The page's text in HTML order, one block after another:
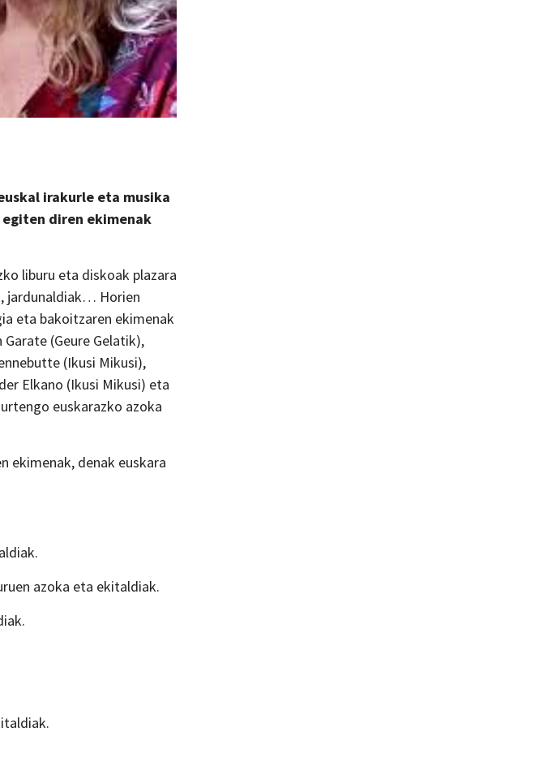
irakurle eta musika
diren ekimenak
liburu eta diskoak plazara
jardunaldiak… Horien
eta bakoitzaren ekimenak
(Geure Gelatik),
(Ikusi Mikusi),
Elkano (Ikusi Mikusi) eta
euskarazko azoka
ekimenak, denak euskara
azoka eta ekitaldiak.